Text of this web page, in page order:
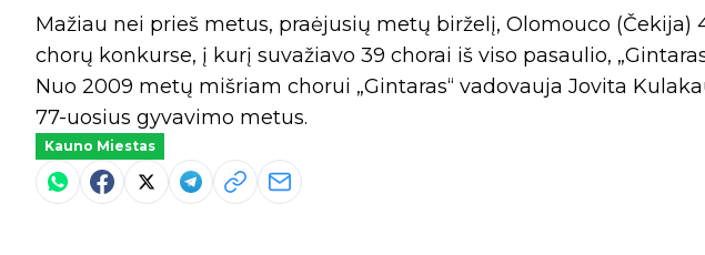
Mažiau nei prieš metus, praėjusių metų birželį, Olomouco
chorų konkurse, į kurį suvažiavo 39 chorai iš viso pasaulio,
Nuo 2009 metų mišriam chorui „Gintaras“ vadovauja Jovita
77-uosius gyvavimo metus.
Kauno Miestas